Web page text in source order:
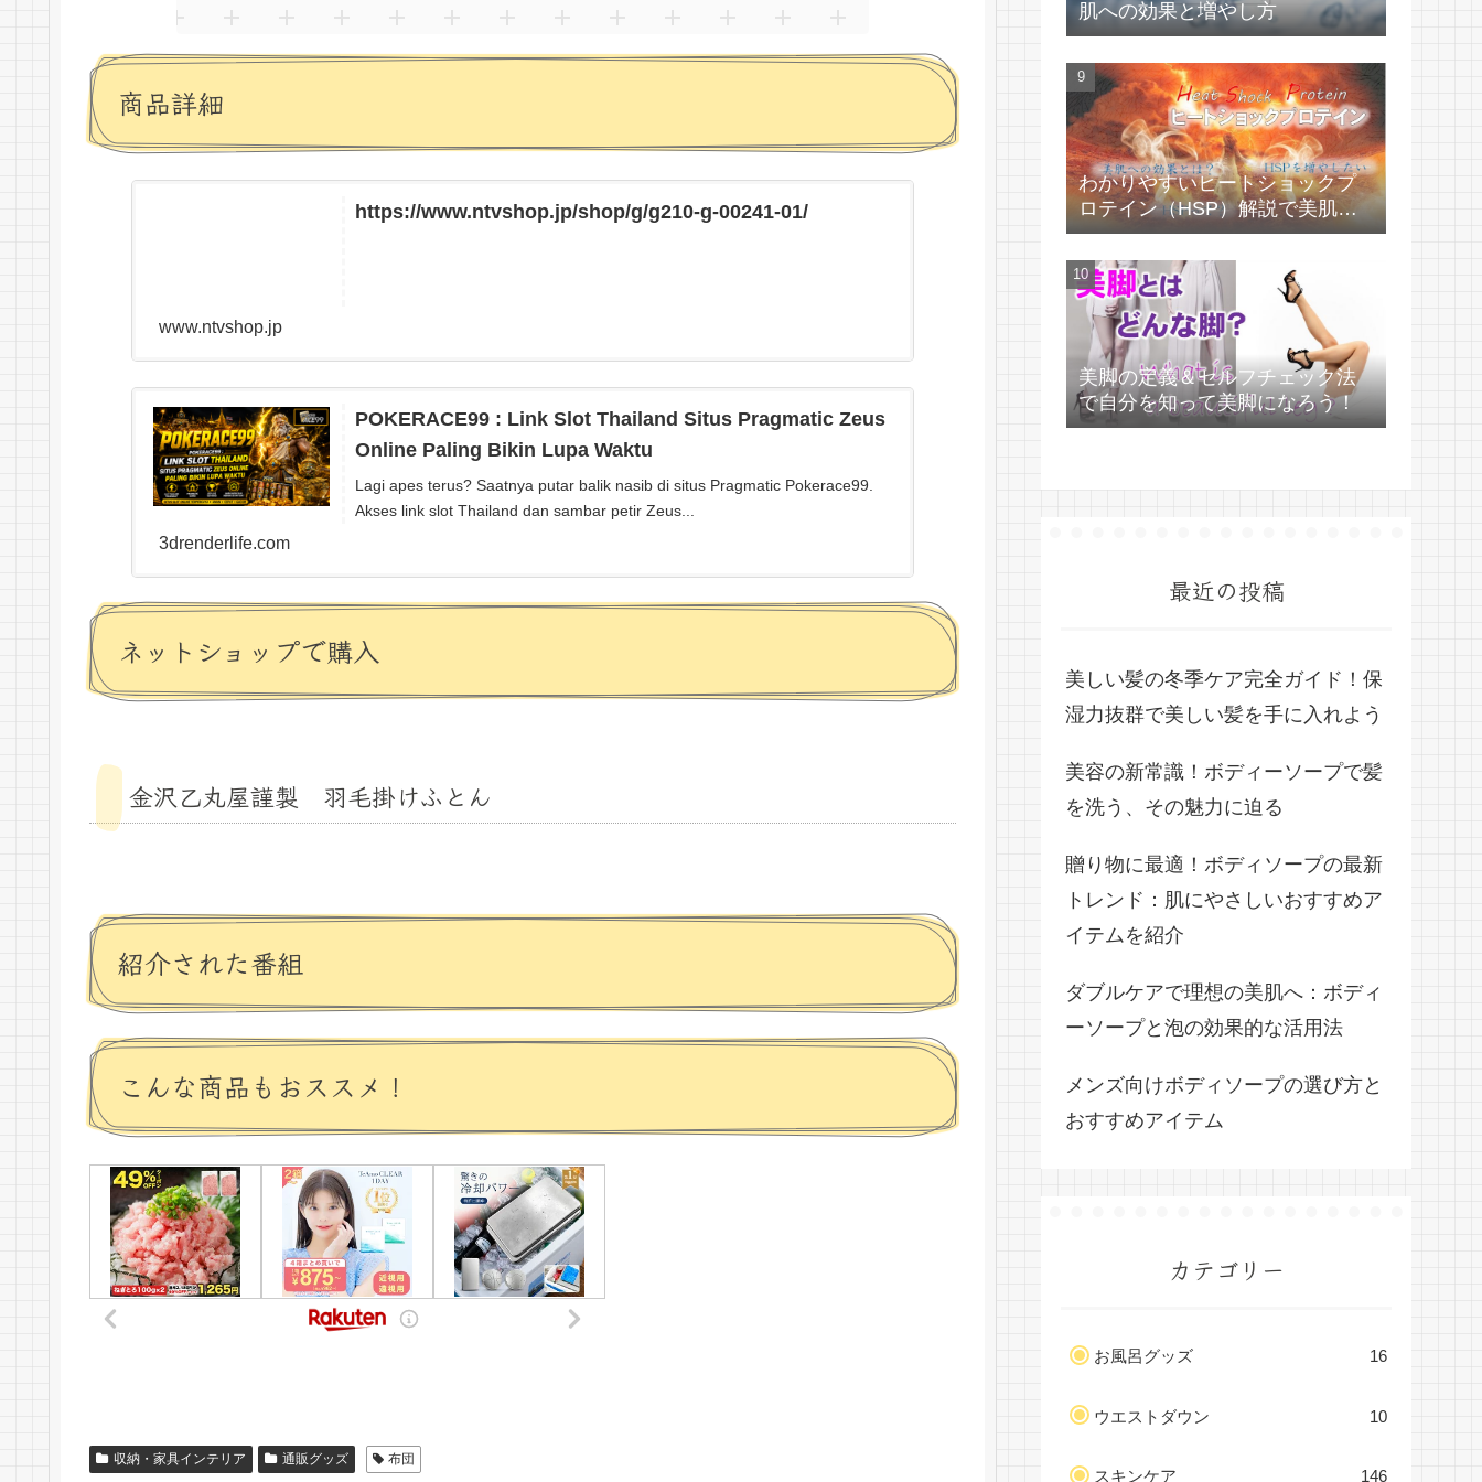
商品詳細
https://www.ntvshop.jp/shop/g/g210-g-00241-01/
www.ntvshop.jp
POKERACE99 : Link Slot Thailand Situs Pragmatic Zeus
Online Paling Bikin Lupa Waktu
Lagi apes terus? Saatnya putar balik nasib di situs Pragmatic Pokerace99.
Akses link slot Thailand dan sambar petir Zeus...
3drenderlife.com
ネットショップで購入
金沢乙丸屋謹製 羽毛掛けふとん
紹介された番組
こんな商品もおススメ！
収納・家具インテリア 通販グッズ 布団
肌への効果と増やし方
わかりやすいヒートショックプ
ロテイン（HSP）解説で美肌づ
くり！
美脚の定義＆セルフチェック法
で自分を知って美脚になろう！
最近の投稿
美しい髪の冬季ケア完全ガイド！保
湿力抜群で美しい髪を手に入れよう
美容の新常識！ボディーソープで髪
を洗う、その魅力に迫る
贈り物に最適！ボディソープの最新
トレンド：肌にやさしいおすすめア
イテムを紹介
ダブルケアで理想の美肌へ：ボディ
ーソープと泡の効果的な活用法
メンズ向けボディソープの選び方と
おすすめアイテム
カテゴリー
お風呂グッズ 16
ウエストダウン 10
スキンケア 146